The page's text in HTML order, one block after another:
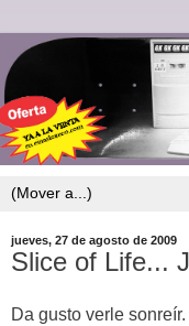
jueves, 27 de agosto de 2009
Slice of Life...
Da gusto verle sonreír.